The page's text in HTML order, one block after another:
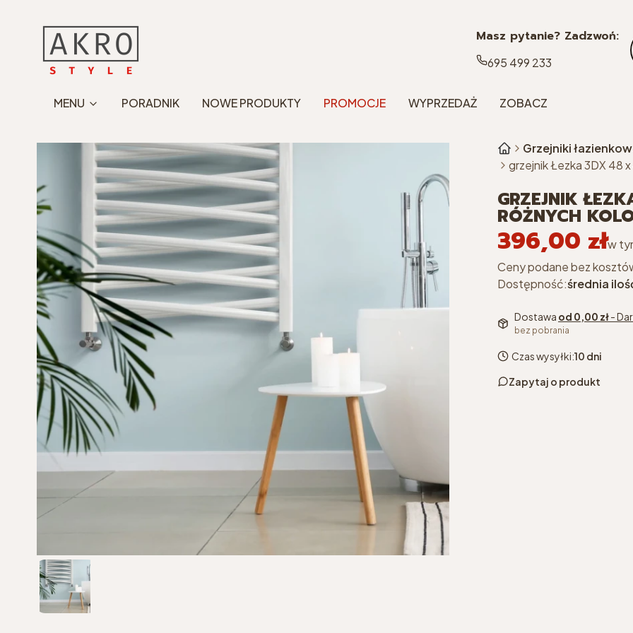
Masz pytanie? Zadzwoń:
695 499 233
MENU PORADNIK NOWE PRODUKTY PROMOCJE WYPRZEDAŻ ZOBACZ
Grzejniki
grzejnik Łezka 3DX 48
GRZEJNIK
RÓŻNYCH
Cena
396,00 złw
w
Ceny podane bez
Dostępność:średnia
Dostawa od 0,00 zł-
bez pobrania
Czas wysyłki:10 dni
Zapytaj o produkt